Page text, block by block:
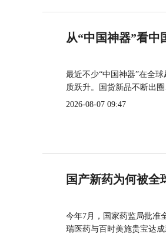
从“中国神器”看中
最近不少“中国神器”在全
质跃升。国货新品不断出
2026-08-07 09:47
国产新药为何被全
今年7月，国家药监局批准
瑞医药与百时美施贵宝达